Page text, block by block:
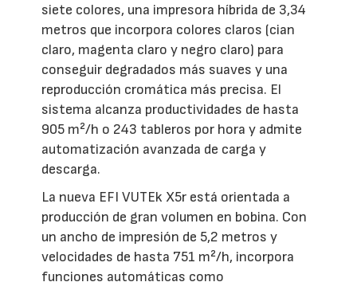
siete colores, una impresora híbrida de 3,34
metros que incorpora colores claros (cian
claro, magenta claro y negro claro) para
conseguir degradados más suaves y una
reproducción cromática más precisa. El
sistema alcanza productividades de hasta
905 m²/h o 243 tableros por hora y admite
automatización avanzada de carga y
descarga.
La nueva EFI VUTEk X5r está orientada a
producción de gran volumen en bobina. Con
un ancho de impresión de 5,2 metros y
velocidades de hasta 751 m²/h, incorpora
funciones automáticas como